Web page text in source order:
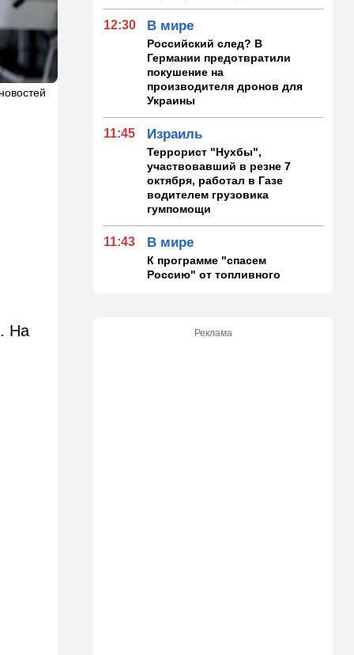
На
12:30 В мире
Российский след? В
Германии предотвратили
покушение на
производителя дронов для
Украины
11:45 Израиль
Террорист "Нухбы",
участвовавший в резне 7
октября, работал в Газе
водителем грузовика
гумпомощи
11:43 В мире
К программе "спасем
Россию" от топливного
ИзраильРеклама